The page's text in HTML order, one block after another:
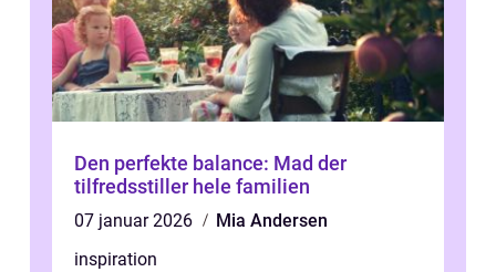
Den perfekte balance: Mad der
tilfredsstiller hele familien
07 januar 2026
Mia Andersen
inspiration